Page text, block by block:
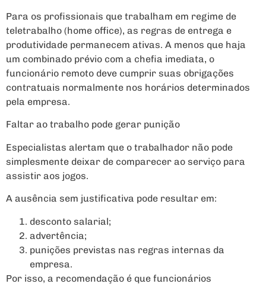
Para os profissionais que trabalham em regime de
teletrabalho (home office), as regras de entrega e
produtividade permanecem ativas. A menos que haja
um combinado prévio com a chefia imediata, o
funcionário remoto deve cumprir suas obrigações
contratuais normalmente nos horários determinados
pela empresa.
Faltar ao trabalho pode gerar punição
Especialistas alertam que o trabalhador não pode
simplesmente deixar de comparecer ao serviço para
assistir aos jogos.
A ausência sem justificativa pode resultar em:
desconto salarial;
advertência;
punições previstas nas regras internas da
empresa.
Por isso, a recomendação é que funcionários